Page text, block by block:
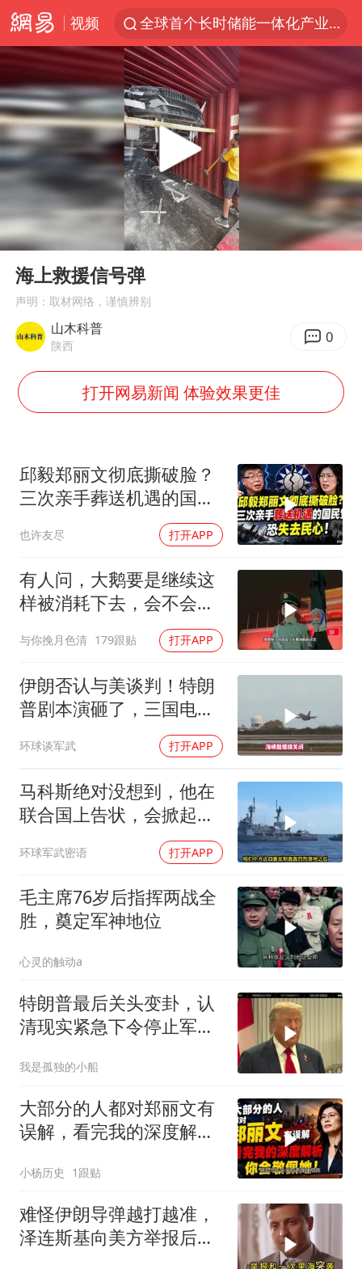
视频
台风白海豚加强
四川宜宾高县4.9级地震致1死
名创优品回应女子吐槽内裤质量差
出口禁令驱动有色板块大涨
秋天的第一杯奶茶到底有多火
国防部：中国军队坚决反制任何闹海挑衅图谋
U17国足点球大战淘汰河床晋级决赛
美股存储板块集体大跌
国乒男单横滨冠军赛全军覆没
38岁演员求职万岁山NPC成功
胡彦斌获《歌手2026》歌王
“今天得有40℃了吧 为啥还不预警”
夯实基础开新局
Play
00:24
海上救援信号弹
声明：取材网络，谨慎辨别
山木科普
陕西 0
打开网易新闻 体验效果更佳
邱毅郑丽文彻底撕破脸？
三次亲手葬送机遇的国民
也许友尽 打开APP
有人问，大鹅要是继续这
样被消耗下去，会不会灭
与你挽月色清 179跟贴 打开APP
伊朗否认与美谈判！特朗
普剧本演砸了，三国电话
环球谈军武 打开APP
马科斯绝对没想到，他在
联合国上告状，会掀起中
环球军武密语 打开APP
毛主席76岁后指挥两战全
胜，奠定军神地位
心灵的触动a
特朗普最后关头变卦，认
清现实紧急下令停止军事
我是孤独的小船
大部分的人都对郑丽文有
误解，看完我的深度解析
小杨历史 1跟贴
难怪伊朗导弹越打越准，
泽连斯基向美方举报后，